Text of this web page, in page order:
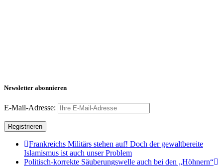
Newsletter abonnieren
E-Mail-Adresse:
Frankreichs Militärs stehen auf! Doch der gewaltbereite
Islamismus ist auch unser Problem
Politisch-korrekte Säuberungswelle auch bei den „Höhnern“